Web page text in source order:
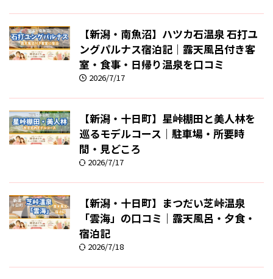
【新潟・南魚沼】ハツカ石温泉 石打ユ
ングパルナス宿泊記｜露天風呂付き客
室・食事・日帰り温泉を口コミ
2026/7/17
【新潟・十日町】星峠棚田と美人林を
巡るモデルコース｜駐車場・所要時
間・見どころ
2026/7/17
【新潟・十日町】まつだい芝峠温泉
「雲海」の口コミ｜露天風呂・夕食・
宿泊記
2026/7/18